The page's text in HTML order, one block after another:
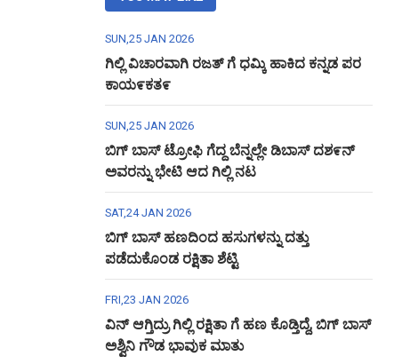
SUN,25 JAN 2026
ಗಿಲ್ಲಿ ವಿಚಾರವಾಗಿ ರಜತ್ ಗೆ ಧಮ್ಕಿ ಹಾಕಿದ ಕನ್ನಡ ಪರ
ಕಾಯ೯ಕತ೯
SUN,25 JAN 2026
ಬಿಗ್ ಬಾಸ್ ಟ್ರೋಫಿ ಗೆದ್ದ ಬೆನ್ನಲ್ಲೇ ಡಿಬಾಸ್ ದಶ೯ನ್
ಅವರನ್ನು ಭೇಟಿ ಆದ ಗಿಲ್ಲಿ ನಟ
SAT,24 JAN 2026
ಬಿಗ್ ಬಾಸ್ ಹಣದಿಂದ ಹಸುಗಳನ್ನು ದತ್ತು
ಪಡೆದುಕೊಂಡ ರಕ್ಷಿತಾ ಶೆಟ್ಟಿ
FRI,23 JAN 2026
ವಿನ್ ಆಗ್ತಿದ್ರು ಗಿಲ್ಲಿ ರಕ್ಷಿತಾ ಗೆ ಹಣ ಕೊಡ್ತಿದ್ದೆ, ಬಿಗ್ ಬಾಸ್
ಅಶ್ವಿನಿ ಗೌಡ ಭಾವುಕ ಮಾತು